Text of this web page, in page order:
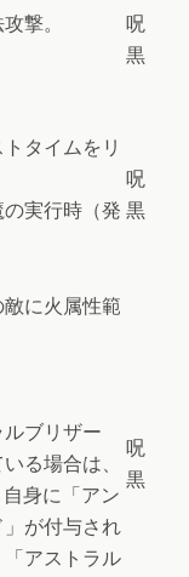
撃。
呪
黒
タイムをリ
実行時（発
呪
黒
に火属性範
ブリザー
る場合は、
身に「アン
が付与され
アストラル
呪
黒